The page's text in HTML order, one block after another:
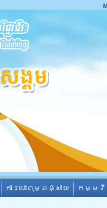
ការបោះពុម្ភផ្សាយ កម្មវិ